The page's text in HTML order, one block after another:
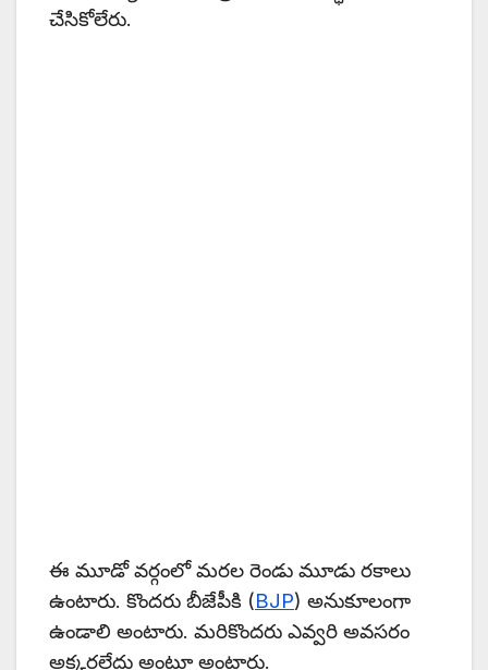
చేసికోలేరు.
ఈ మూడో వర్గంలో మరల రెండు మూడు రకాలు
ఉంటారు. కొందరు బీజేపీకి (BJP) అనుకూలంగా
ఉండాలి అంటారు. మరికొందరు ఎవ్వరి అవసరం
అక్కరలేదు అంటూ అంటారు.